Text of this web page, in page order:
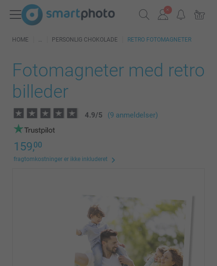
HOME PERSONLIG CHOKOLADE RETRO FOTOMAGNETER
Fotomagneter med retro
billeder
4.9/5 (9 anmeldelser)
159,00
fragtomkostninger er ikke inkluderet